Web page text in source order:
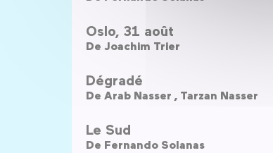
Oslo, 31 août
De Joachim Trier
Dégradé
De Arab Nasser , Tarzan Nasser
Le Sud
De Fernando Solanas